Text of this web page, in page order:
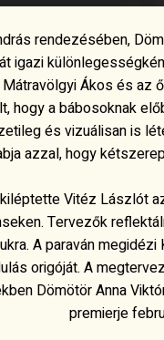
rendezésében,
igazi
Mátravölgyi Ákos és az
hogy a bábosoknak
és vizuálisan is
azzal, hogy
Vitéz Lászlót
Tervezők
A paraván
origóját. A
Dömötör Anna
premierje